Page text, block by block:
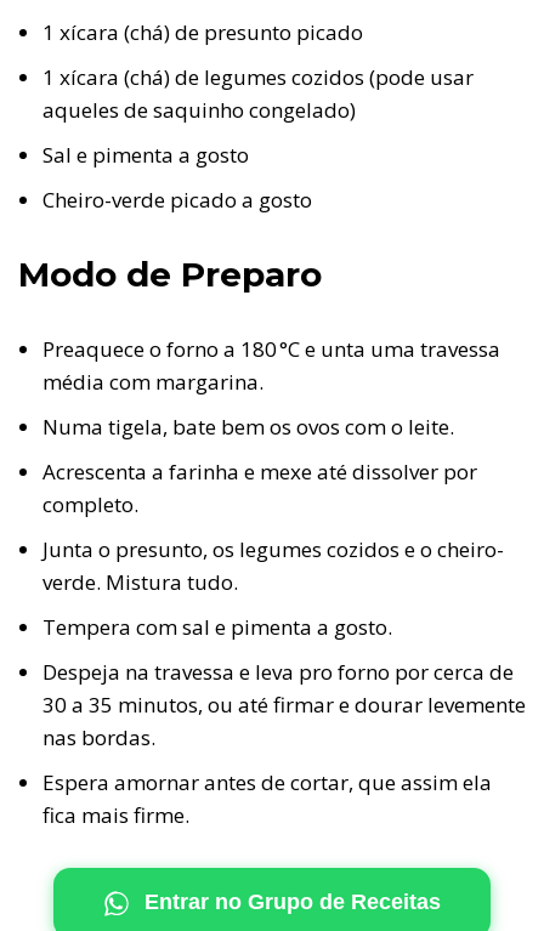
1 xícara (chá) de presunto picado
1 xícara (chá) de legumes cozidos (pode usar
aqueles de saquinho congelado)
Sal e pimenta a gosto
Cheiro-verde picado a gosto
Modo de Preparo
Preaquece o forno a 180 °C e unta uma travessa
média com margarina.
Numa tigela, bate bem os ovos com o leite.
Acrescenta a farinha e mexe até dissolver por
completo.
Junta o presunto, os legumes cozidos e o cheiro-
verde. Mistura tudo.
Tempera com sal e pimenta a gosto.
Despeja na travessa e leva pro forno por cerca de
30 a 35 minutos, ou até firmar e dourar levemente
nas bordas.
Espera amornar antes de cortar, que assim ela
fica mais firme.
Entrar no Grupo de Receitas